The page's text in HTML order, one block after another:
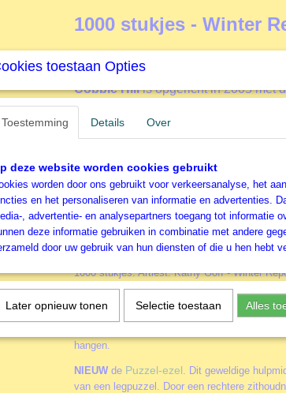
Formaat gelegde puzzel
1000 stukjes - Winter
Cobble Hill Wolven
Cobble Hillis opgericht in 2005 met
hele wereld van liefdevolle, grillige,
De legpuzzels worden beschreven
zoet, duurzaam en van fijne
Cobble Hillgebruikt voor het
methode. De willekeurig gesneden
voor puzzelaars die wel eens iets
patronen van een regelmatig
Twee wolven liggen te rusten in de sneeuw
1000 stukjes. Artiest: Kathy Goff - Winter
Door het gebruik van de diverse
alleen of samen aan een puzzel werkt. Of je
hangen.
NIEUW de Puzzel-ezel. Dit geweldige
van een legpuzzel. Door een rechtere
toestaan Opties
Toestemming Details Over
deze website worden cookies gebruikt
worden door ons gebruikt voor verkeersanalyse, het
en het personaliseren van informatie en advertenties.
, advertentie- en analysepartners toegang tot informatie
deze informatie gebruiken in combinatie met andere
door uw gebruik van hun diensten of die u hen hebt
Later opnieuw tonen Selectie toestaan Alles